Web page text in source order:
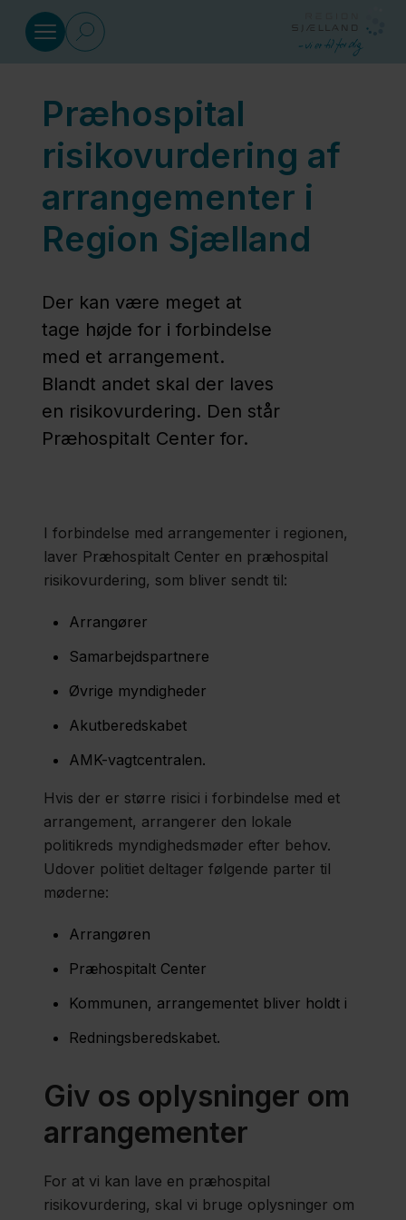
Sundhed
Social
Klima
miljø
Regional
Udvikling
Politik
uddannelse
Nyheder
Presse
Kontakt
Præhospital
risikovurdering af
arrangementer i
Region Sjælland
Der kan være meget at
tage højde for i forbindelse
med et arrangement.
Blandt andet skal der laves
en risikovurdering. Den står
Præhospitalt Center for.
I forbindelse med arrangementer i regionen,
laver Præhospitalt Center en præhospital
risikovurdering, som bliver sendt til:
Arrangører
Samarbejdspartnere
Øvrige myndigheder
Akutberedskabet
AMK-vagtcentralen.
Hvis der er større risici i forbindelse med et
arrangement, arrangerer den lokale
politikreds myndighedsmøder efter behov.
Udover politiet deltager følgende parter til
møderne:
Arrangøren
Præhospitalt Center
Kommunen, arrangementet bliver holdt i
Redningsberedskabet.
Giv os oplysninger om
arrangementer
For at vi kan lave en præhospital
risikovurdering, skal vi bruge oplysninger om